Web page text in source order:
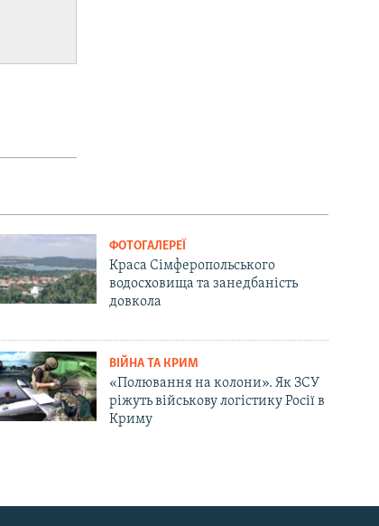
ФОТОГАЛЕРЕЇ
Краса Сімферопольського
водосховища та занедбаність
довкола
ВІЙНА ТА КРИМ
«Полювання на колони». Як ЗСУ
ріжуть військову логістику Росії в
Криму